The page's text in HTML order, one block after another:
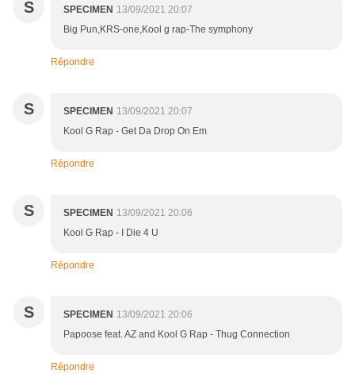
S SPECIMEN 13/09/2021 20:07
Big Pun,KRS-one,Kool g rap-The symphony
Répondre
S SPECIMEN 13/09/2021 20:07
Kool G Rap - Get Da Drop On Em
Répondre
S SPECIMEN 13/09/2021 20:06
Kool G Rap - I Die 4 U
Répondre
S SPECIMEN 13/09/2021 20:06
Papoose feat. AZ and Kool G Rap - Thug Connection
Répondre